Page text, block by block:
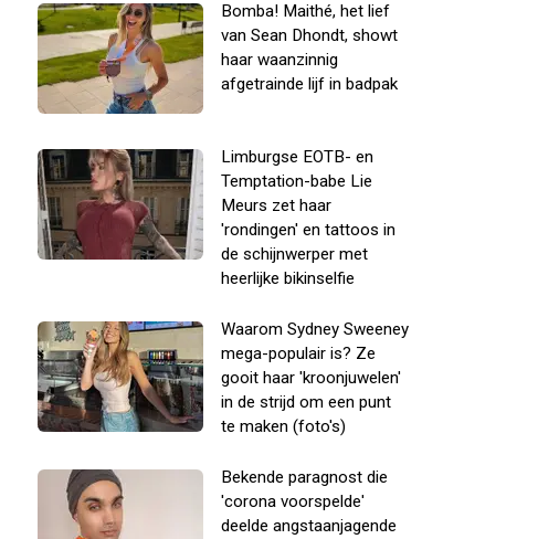
Bomba! Maithé, het lief
van Sean Dhondt, showt
haar waanzinnig
afgetrainde lijf in badpak
Limburgse EOTB- en
Temptation-babe Lie
Meurs zet haar
'rondingen' en tattoos in
de schijnwerper met
heerlijke bikinselfie
Waarom Sydney Sweeney
mega-populair is? Ze
gooit haar 'kroonjuwelen'
in de strijd om een punt
te maken (foto's)
Bekende paragnost die
'corona voorspelde'
deelde angstaanjagende